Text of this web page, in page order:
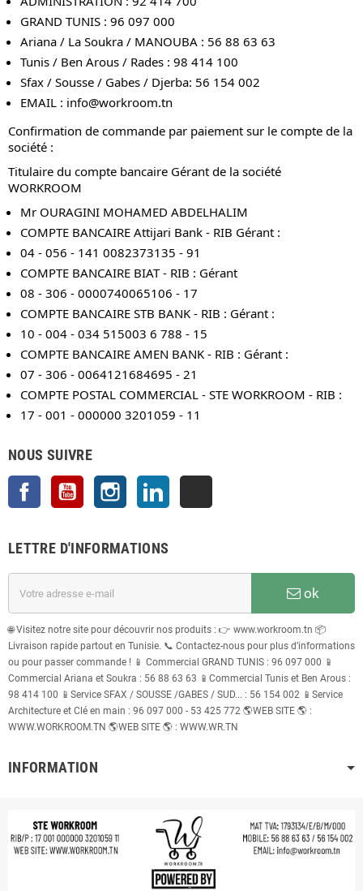
GRAND TUNIS : 96 097 000
Ariana / La Soukra / MANOUBA : 56 88 63 63
Tunis / Ben Arous / Rades : 98 414 100
Sfax / Sousse / Gabes / Djerba: 56 154 002
EMAIL : info@workroom.tn
Confirmation de commande par paiement sur le compte de la
société :
Titulaire du compte bancaire Gérant de la société
WORKROOM
Mr OURAGINI MOHAMED ABDELHALIM
COMPTE BANCAIRE Attijari Bank - RIB Gérant :
04 - 056 - 141 0082373135 - 91
COMPTE BANCAIRE BIAT - RIB : Gérant
08 - 306 - 0000740065106 - 17
COMPTE BANCAIRE STB BANK - RIB : Gérant :
10 - 004 - 034 515003 6 788 - 15
COMPTE BANCAIRE AMEN BANK - RIB : Gérant :
07 - 306 - 0064121684695 - 21
COMPTE POSTAL COMMERCIAL - STE WORKROOM - RIB :
17 - 001 - 000000 3201059 - 11
NOUS SUIVRE
Facebook YouTube Instagram
LETTRE D'INFORMATIONS
ok
🌐 Visitez notre site pour découvrir nos produits : 👉 www.workroom.tn 📦
Livraison rapide partout en Tunisie. 📞 Contactez-nous pour plus d’informations
ou pour passer commande ! 📱 Commercial GRAND TUNIS : 96 097 000 📱
Commercial Ariana et Soukra : 56 88 63 63 📱Commercial Tunis et Ben Arous :
98 414 100 📱Service SFAX / SOUSSE /GABES / SUD... : 56 154 002 📱Service
Architecture et Clé en main : 96 097 000 - 53 425 772 🌎WEB SITE 🌎 :
WWW.WORKROOM.TN 🌎WEB SITE 🌎 : WWW.WR.TN
INFORMATION